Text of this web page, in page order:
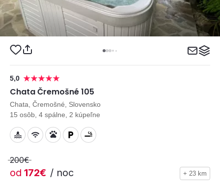
5,0
Chata Čremošné 105
Chata, Čremošné, Slovensko
15 osôb, 4 spálne, 2 kúpeľne
200€
od 172€ / noc + 23 km